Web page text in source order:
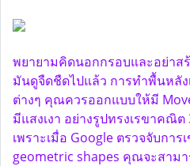
พยายามคิดนอกกรอบและอย่าส
มันดูจืดชืดไปแล้ว การทำพื้นหลัง
ต่างๆ คุณควรออกแบบให้มี
มีแสงเงา อย่างรูปทรงเรขาคณิ
เพราะเมื่อ Google ตรวจจับกา
geometric shapes คุณจะสาม